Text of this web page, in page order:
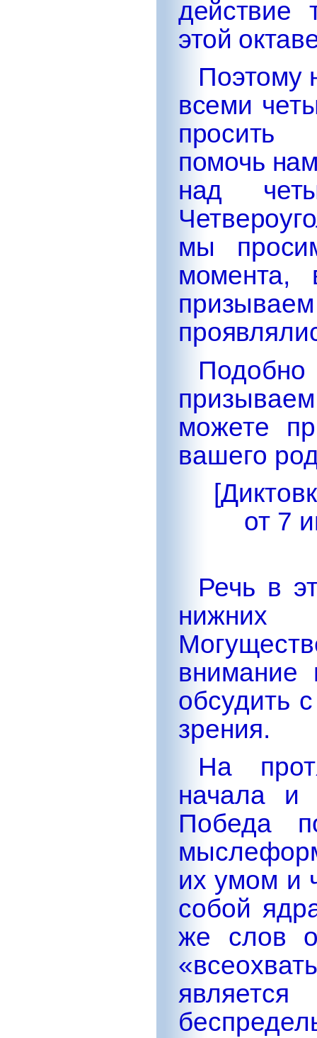
действие
этой
Поэтому
всеми
просить
помочь
над
мы
момента,
можете
вашего
от 7
Речь в
обсудить
зрения.
На
начала и
Победа
их умом и
собой
же слов